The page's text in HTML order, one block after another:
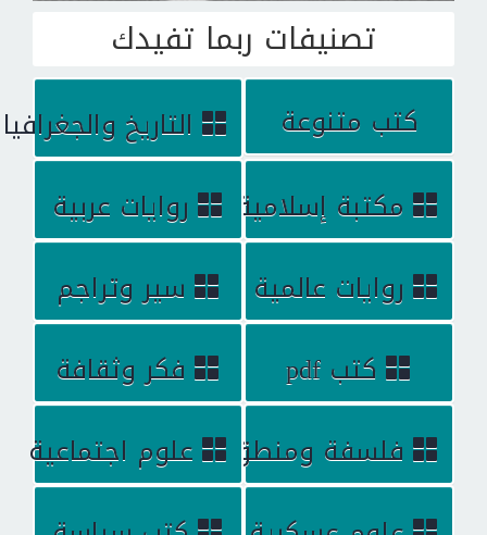
تصنيفات ربما تفيدك
كتب متنوعة
التاريخ والجغرافيا
مكتبة إسلامية
روايات عربية
روايات عالمية
سير وتراجم
كتب pdf
فكر وثقافة
فلسفة ومنطق
علوم اجتماعية